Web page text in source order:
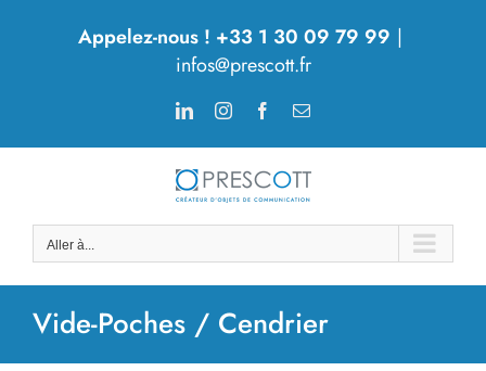
Appelez-nous ! +33 1 30 09 79 99 |
infos@prescott.fr
LinkedInInstagramFacebook
Email
Aller à...
Vide-Poches / Cendrier